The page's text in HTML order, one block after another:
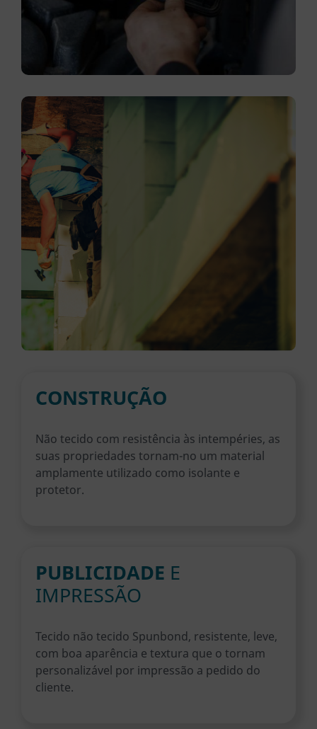
CONSTRUÇÃO
Não tecido com resistência às intempéries, as
suas propriedades tornam-no um material
amplamente utilizado como isolante e
protetor.
PUBLICIDADE E
IMPRESSÃO
Tecido não tecido Spunbond, resistente, leve,
com boa aparência e textura que o tornam
personalizável por impressão a pedido do
cliente.